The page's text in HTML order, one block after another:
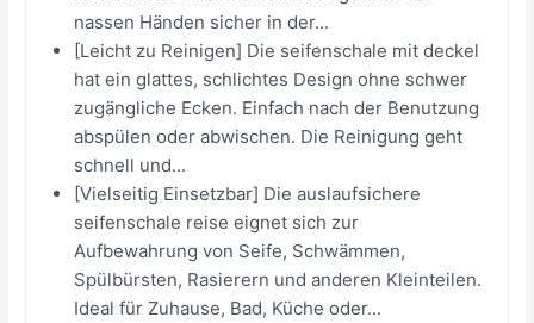
nassen Händen sicher in der...
[Leicht zu Reinigen] Die seifenschale mit deckel
hat ein glattes, schlichtes Design ohne schwer
zugängliche Ecken. Einfach nach der Benutzung
abspülen oder abwischen. Die Reinigung geht
schnell und...
[Vielseitig Einsetzbar] Die auslaufsichere
seifenschale reise eignet sich zur
Aufbewahrung von Seife, Schwämmen,
Spülbürsten, Rasierern und anderen Kleinteilen.
Ideal für Zuhause, Bad, Küche oder...